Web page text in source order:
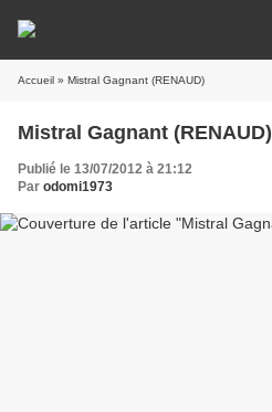
Accueil » Mistral Gagnant (RENAUD)
Mistral Gagnant (RENAUD)
Publié le 13/07/2012 à 21:12
Par odomi1973